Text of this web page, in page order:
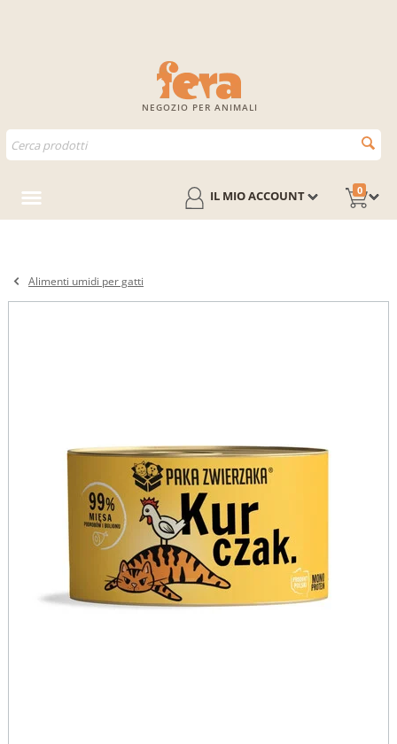
NEGOZIO PER ANIMALI
0
IL MIO ACCOUNT
Alimenti umidi per gatti